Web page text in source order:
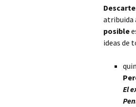
atribuida
posible
ideas de
El